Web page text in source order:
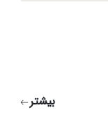
بیشتر